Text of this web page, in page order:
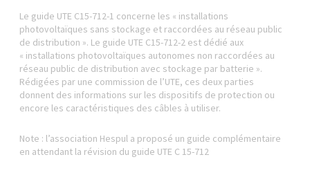
Le guide UTE C15-712-1 concerne les « installations
photovoltaïques sans stockage et raccordées au réseau public
de distribution ». Le guide UTE C15-712-2 est dédié aux
« installations photovoltaïques autonomes non raccordées au
réseau public de distribution avec stockage par batterie ».
Rédigées par une commission de l’UTE, ces deux parties
donnent des informations sur les dispositifs de protection ou
encore les caractéristiques des câbles à utiliser.
Note : l’association Hespul a proposé un guide complémentaire
en attendant la révision du guide UTE C 15-712